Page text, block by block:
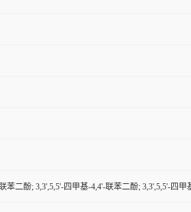
苯二酚; 3,3',5,5'-四甲基-4,4'-联苯二酚; 3,3',5,5'-四